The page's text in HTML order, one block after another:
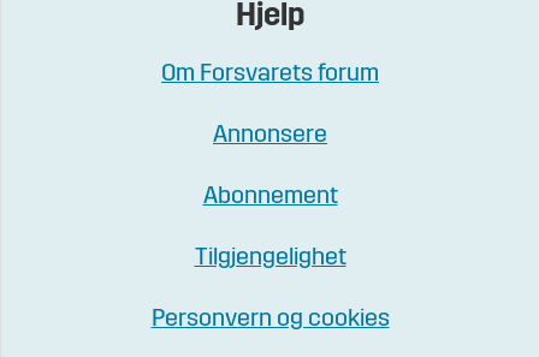
Hjelp
Om Forsvarets forum
Annonsere
Abonnement
Tilgjengelighet
Personvern og cookies